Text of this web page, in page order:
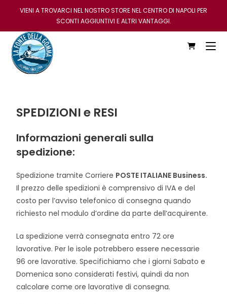
VIENI A TROVARCI NEL NOSTRO STORE NEL CENTRO DI NAPOLI PER
SCONTI AGGIUNTIVI E ALTRI VANTAGGI.
SPEDIZIONI e RESI
Informazioni generali sulla
spedizione:
Spedizione tramite Corriere POSTE ITALIANE Business.
Il prezzo delle spedizioni è comprensivo di IVA e del
costo per l’avviso telefonico di consegna quando
richiesto nel modulo d’ordine da parte dell’acquirente.
La spedizione verrà consegnata entro 72 ore
lavorative. Per le isole potrebbero essere necessarie
96 ore lavorative. Specifichiamo che i giorni Sabato e
Domenica sono considerati festivi, quindi da non
calcolare come ore lavorative di consegna.